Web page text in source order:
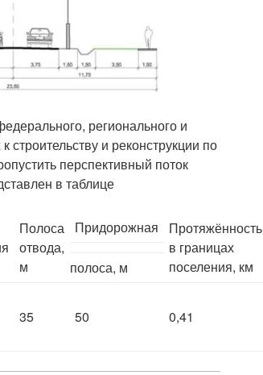
регионального и
строительству и реконструкции по
перспективный поток
в таблице
Полоса
отвода,
м
Придорожная
Протяжённость
в границах
поселения, км
полоса, м
35 50 0,41